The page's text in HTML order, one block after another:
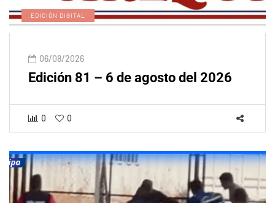
EDICIÓN DIGITAL
06/08/2026
Edición 81 – 6 de agosto del 2026
0 0